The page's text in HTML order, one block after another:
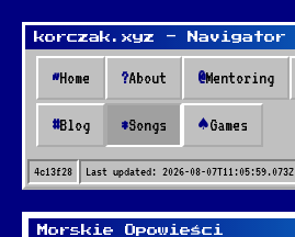
korczak.xyz - Navigator
~Home ?About @Mentoring
#Blog *Songs ♠Games
4c13f28 Last updated: 2026-08-07T11:05:59.073Z
Songs
Morskie Opowieści